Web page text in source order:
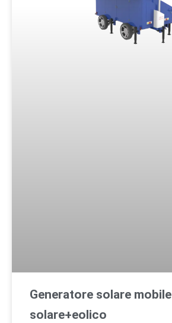
Generatore solare mobile
solare+eolico